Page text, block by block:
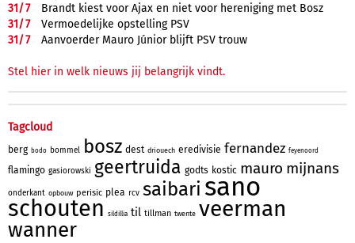
31/7
Brandt kiest voor Ajax en niet voor hereniging met Bosz
31/7
Vermoedelijke opstelling PSV
31/7 Aanvoerder Mauro Júnior blijft PSV trouw
Stel hier in welk nieuws jij belangrijk vindt.
Tagcloud
berg bodo bommel bosz dest driouech eredivisie fernandez feyenoord
flamingo gasiorowski geertruida godts kostic mauro mijnans
onderkant opbouw perisic plea rcv saibari sano
schouten sildillia til tillman twente veerman
wanner